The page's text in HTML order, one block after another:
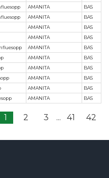
AMANITA
BAS
AMANITA
BAS
AMANITA
BAS
AMANITA
BAS
AMANITA
BAS
AMANITA
BAS
AMANITA
BAS
AMANITA
BAS
AMANITA
BAS
AMANITA BAS
1 2 3 ... 41 42